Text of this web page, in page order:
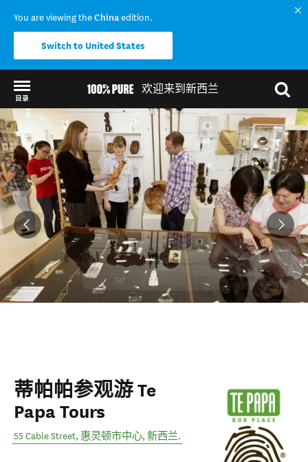
You are viewing theChinaedition.
Switch to United States
欢迎来到新西兰
目录
Back to my results
蒂帕帕参观游 Te
Papa Tours
55 Cable Street, 惠灵顿市中心, 新西兰.